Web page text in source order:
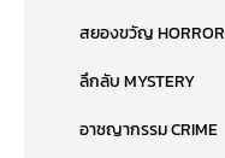
สยองขวัญ HORROR
ลึกลับ MYSTERY
อาชญากรรม CRIME